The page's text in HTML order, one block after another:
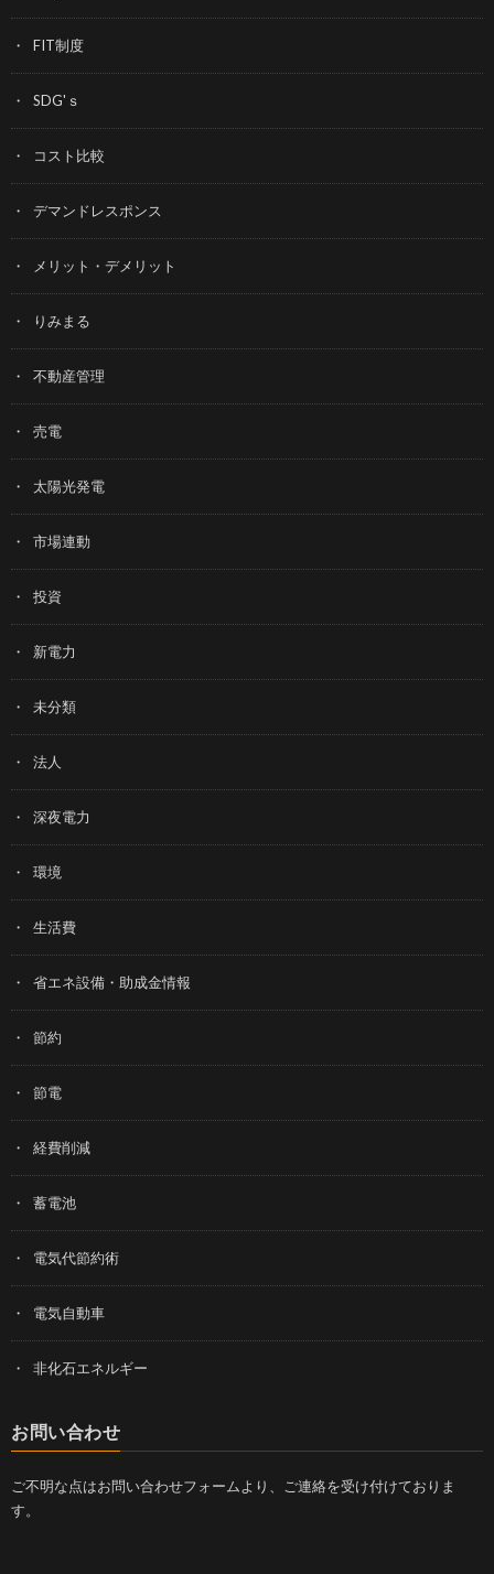
FIT制度
SDG'ｓ
コスト比較
デマンドレスポンス
メリット・デメリット
りみまる
不動産管理
売電
太陽光発電
市場連動
投資
新電力
未分類
法人
深夜電力
環境
生活費
省エネ設備・助成金情報
節約
節電
経費削減
蓄電池
電気代節約術
電気自動車
非化石エネルギー
お問い合わせ
ご不明な点はお問い合わせフォームより、ご連絡を受け付けておりま
す。